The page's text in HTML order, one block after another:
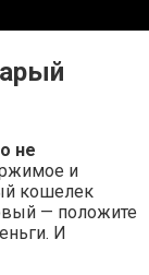
не
и
кошелек
— положите
И